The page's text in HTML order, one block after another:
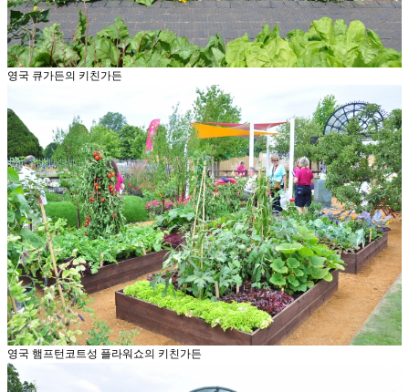
영국 큐가든의 키친가든
영국 햄프턴코트성 플라워쇼의 키친가든